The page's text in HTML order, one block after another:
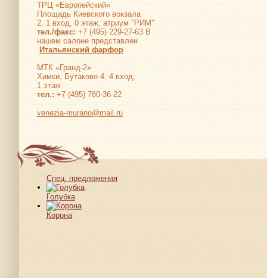
ТРЦ «Европейский»
Площадь Киевского вокзала
2, 1 вход, 0 этаж, атриум "РИМ"
тел./факс: +7 (495) 229-27-63 В
нашем салоне представлен
Итальянский фарфор
МТК «Гранд-2»
Химки, Бутаково 4, 4 вход,
1 этаж
тел.: +7 (495) 780-36-22
venezia-murano@mail.ru
Спец. предложения
Голубка
Корона